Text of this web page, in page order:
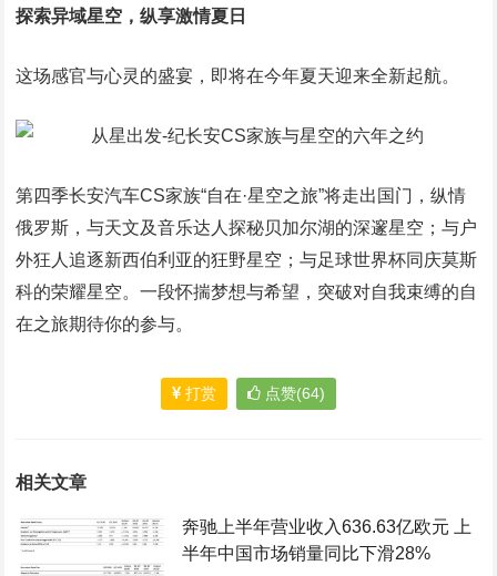
探索异域星空，纵享激情夏日
这场感官与心灵的盛宴，即将在今年夏天迎来全新起航。
第四季长安汽车CS家族“自在·星空之旅”将走出国门，纵情
俄罗斯，与天文及音乐达人探秘贝加尔湖的深邃星空；与户
外狂人追逐新西伯利亚的狂野星空；与足球世界杯同庆莫斯
科的荣耀星空。一段怀揣梦想与希望，突破对自我束缚的自
在之旅期待你的参与。
打赏 点赞(64)
相关文章
奔驰上半年营业收入636.63亿欧元 上
半年中国市场销量同比下滑28%